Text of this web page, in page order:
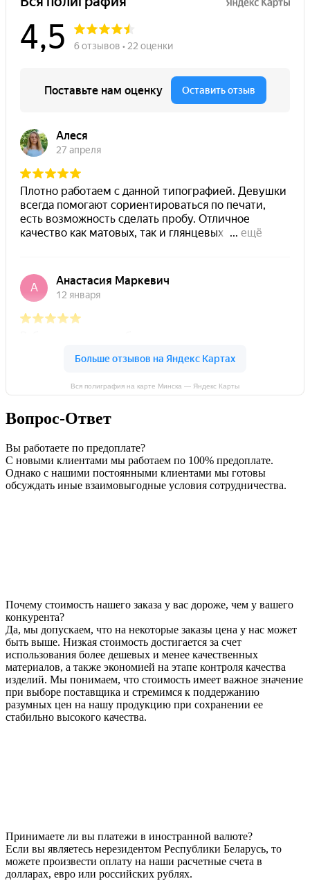
Вся полиграфия на карте Минска — Яндекс Карты
Вопрос-Ответ
Вы работаете по предоплате?
С новыми клиентами мы работаем по 100% предоплате.
Однако с нашими постоянными клиентами мы готовы
обсуждать иные взаимовыгодные условия сотрудничества.
Почему стоимость нашего заказа у вас дороже, чем у вашего
конкурента?
Да, мы допускаем, что на некоторые заказы цена у нас может
быть выше. Низкая стоимость достигается за счет
использования более дешевых и менее качественных
материалов, а также экономией на этапе контроля качества
изделий. Мы понимаем, что стоимость имеет важное значение
при выборе поставщика и стремимся к поддержанию
разумных цен на нашу продукцию при сохранении ее
стабильно высокого качества.
Принимаете ли вы платежи в иностранной валюте?
Если вы являетесь нерезидентом Республики Беларусь, то
можете произвести оплату на наши расчетные счета в
долларах, евро или российских рублях.